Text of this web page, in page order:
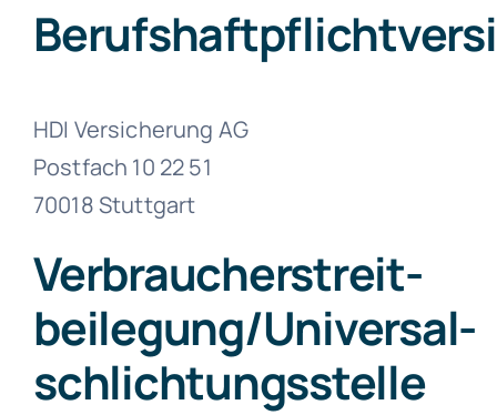
HDI Versicherung AG
Postfach 10 22 51
70018 Stuttgart
Verbraucher­streit­
beilegung/Universal­
schlichtungs­stelle